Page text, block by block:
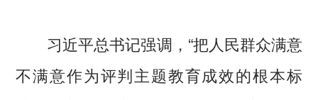
习近平总书记强调，“把人民群众满意
不满意作为评判主题教育成效的根本标